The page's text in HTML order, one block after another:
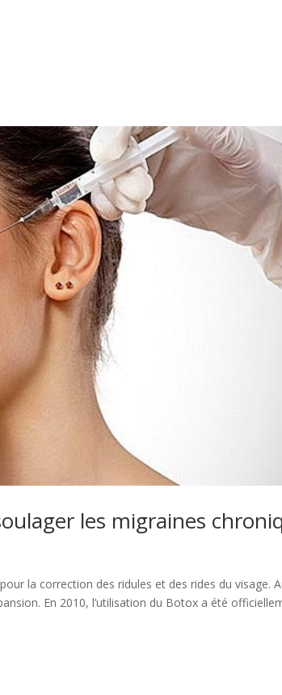
les migraines
la correction des ridules et des rides du visage.
En 2010, l’utilisation du Botox a été